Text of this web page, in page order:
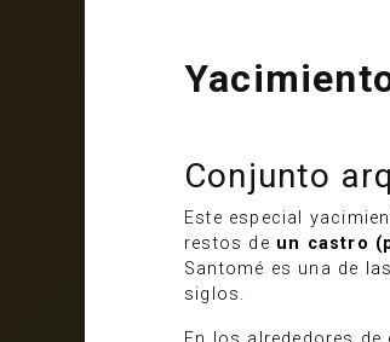
Conjunto
Este especial
restos de un castro
Santomé es una de
siglos.